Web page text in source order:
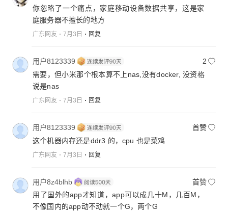
你忽略了一个痛点，家庭移动设备数据共享，这是家
庭服务器不擅长的地方
广东网友 7月3日 回复
用户8123339
2
需要，但小米那个根本算不上nas,没有docker, 没资格
说是nas
广东网友 7月3日 回复
用户8123339
首赞
这个机器内存还是ddr3 的，cpu 也是菜鸡
广东网友 7月3日 回复
用户8z4blhb
首赞
用了国外的app才知道，app可以成几十M，几百M，
不像国内的app动不动就一个G，两个G